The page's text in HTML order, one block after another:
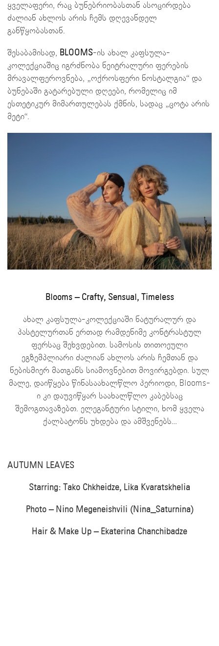
ყველაფერი, რაც ბუნებრიობასთან ასოცირდება
ძალიან ახლოს არის ჩემს დღევანდელ
განწყობასთან.
შესაბამისად, BLOOMS-ის ახალ კაფსულა-
კოლექციაშიც იგრძნობა ნეიტრალური ფერების
მრავალფეროვნება, „ოქროსფერი ნოსტალგია“ და
ბუნებაში გატარებული დღეები, რომელიც იმ
ესთეტიკურ მიმართულებას ქმნის, სადაც „ცოტა არის
მეტი“.
Blooms – Crafty, Sensual, Timeless
ახალ კაფსულა-კოლექციაში ნატურალურ და
პასტელურთან ერთად რამდენიმე კონტრასტულ
ფერსაც შეხვდებით. სამოსის თითოეული
ეგზემპლიარი ძალიან ახლოს არის ჩემთან და
ნებისმიერ მათგანს სიამოვნებით მოვირგებდი. სულ
მალე, დაიწყება წინასაახალწლო პერიოდი, Blooms-
ი კი დაუვიწყარ საახალწლო კაბებსაც
შემოგთავაზებთ. ელეგანტური სტილი, ხომ ყველა
ქალბატონს უხდება და ამშვენებს…
AUTUMN LEAVES
Starring: Tako Chkheidze, Lika Kvaratskhelia
Photo – Nino Megeneishvili (Nina_Saturnina)
Hair & Make Up – Ekaterina Chanchibadze